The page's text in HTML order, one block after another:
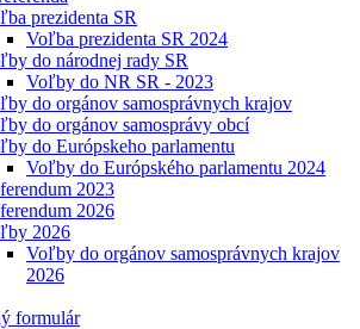
prezidenta SR
Voľba prezidenta SR 2024
do národnej rady SR
Voľby do NR SR - 2023
do orgánov samosprávnych krajov
do orgánov samosprávy obcí
do Európskeho parlamentu
Voľby do Európského parlamentu 2024
2023
2026
2026
Voľby do orgánov samosprávnych krajov
2026
formulár